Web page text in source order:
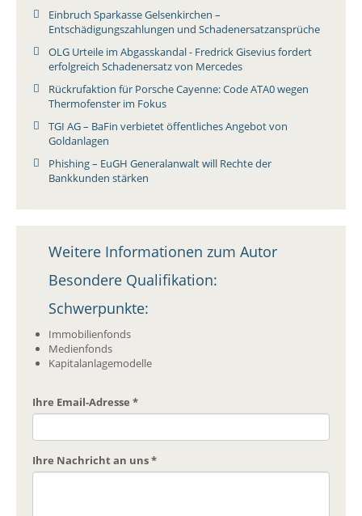
Einbruch Sparkasse Gelsenkirchen –
Entschädigungszahlungen und Schadenersatzansprüche
OLG Urteile im Abgasskandal - Fredrick Gisevius fordert
erfolgreich Schadenersatz von Mercedes
Rückrufaktion für Porsche Cayenne: Code ATA0 wegen
Thermofenster im Fokus
TGI AG – BaFin verbietet öffentliches Angebot von
Goldanlagen
Phishing – EuGH Generalanwalt will Rechte der
Bankkunden stärken
Weitere Informationen zum Autor
Besondere Qualifikation:
Schwerpunkte:
Immobilienfonds
Medienfonds
Kapitalanlagemodelle
Ihre Email-Adresse *
Ihre Nachricht an uns*